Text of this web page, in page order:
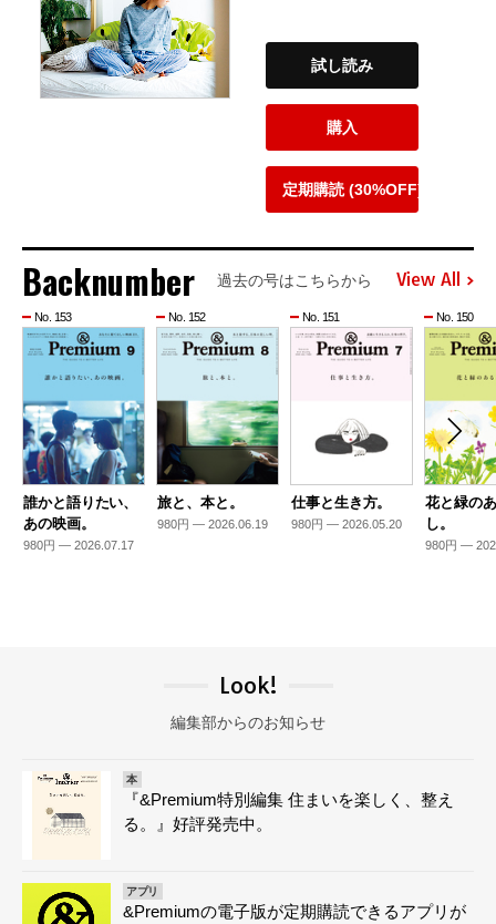
試し読み
購入
定期購読 (30%OFF)
Backnumber 過去の号はこちらから View All
No. 153
誰かと語りたい、
あの映画。
980円 — 2026.07.17
No. 152
旅と、本と。
980円 — 2026.06.19
No. 151
仕事と生き方。
980円 — 2026.05.20
No. 150
花と緑の
し。
980円 —
Look!
編集部からのお知らせ
本
『&Premium特別編集 住まいを楽しく、整え
る。』好評発売中。
アプリ
&Premiumの電子版が定期購読できるアプリが